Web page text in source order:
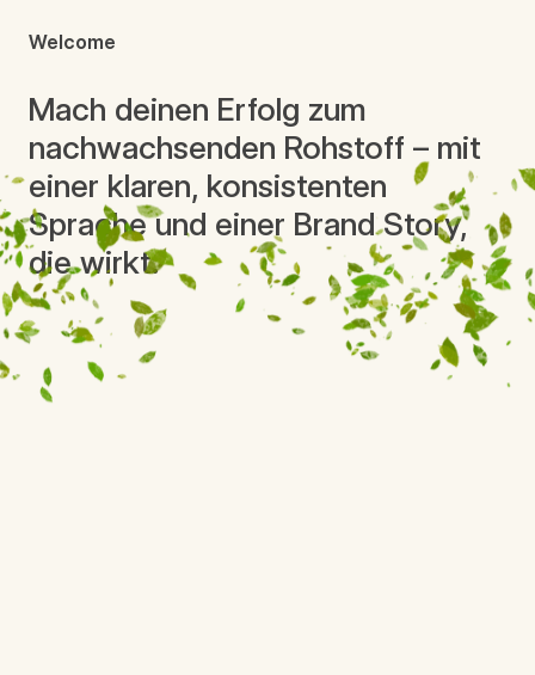
Mach deinen Erfolg zum
nachwachsenden Rohstoff – mit
einer klaren, konsistenten
Sprache und einer Brand Story,
die wirkt.
Welcome